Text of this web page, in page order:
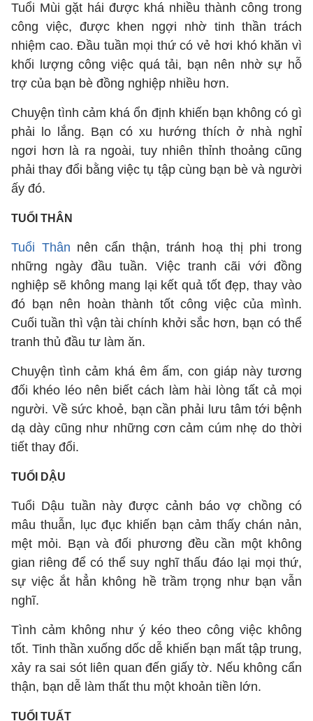
Tuổi Mùi gặt hái được khá nhiều thành công trong
công việc, được khen ngợi nhờ tinh thần trách
nhiệm cao. Đầu tuần mọi thứ có vẻ hơi khó khăn vì
khối lượng công việc quá tải, bạn nên nhờ sự hỗ
trợ của bạn bè đồng nghiệp nhiều hơn.
Chuyện tình cảm khá ổn định khiến bạn không có gì
phải lo lắng. Bạn có xu hướng thích ở nhà nghỉ
ngơi hơn là ra ngoài, tuy nhiên thỉnh thoảng cũng
phải thay đổi bằng việc tụ tập cùng bạn bè và người
ấy đó.
TUỔI THÂN
Tuổi Thân nên cẩn thận, tránh hoạ thị phi trong
những ngày đầu tuần. Việc tranh cãi với đồng
nghiệp sẽ không mang lại kết quả tốt đẹp, thay vào
đó bạn nên hoàn thành tốt công việc của mình.
Cuối tuần thì vận tài chính khởi sắc hơn, bạn có thể
tranh thủ đầu tư làm ăn.
Chuyện tình cảm khá êm ấm, con giáp này tương
đối khéo léo nên biết cách làm hài lòng tất cả mọi
người. Về sức khoẻ, bạn cần phải lưu tâm tới bệnh
dạ dày cũng như những cơn cảm cúm nhẹ do thời
tiết thay đổi.
TUỔI DẬU
Tuổi Dậu tuần này được cảnh báo vợ chồng có
mâu thuẫn, lục đục khiến bạn cảm thấy chán nản,
mệt mỏi. Bạn và đối phương đều cần một không
gian riêng để có thể suy nghĩ thấu đáo lại mọi thứ,
sự việc ắt hẳn không hề trầm trọng như bạn vẫn
nghĩ.
Tình cảm không như ý kéo theo công việc không
tốt. Tinh thần xuống dốc dễ khiến bạn mất tập trung,
xảy ra sai sót liên quan đến giấy tờ. Nếu không cẩn
thận, bạn dễ làm thất thu một khoản tiền lớn.
TUỔI TUẤT